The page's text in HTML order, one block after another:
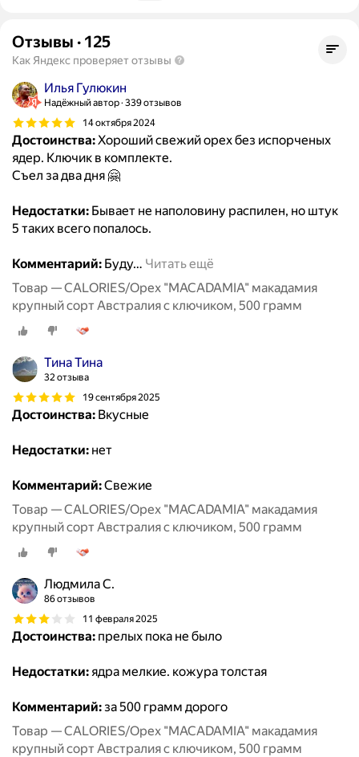
Отзывы · 125
Как Яндекс проверяет отзывы
Илья Гулюкин
Надёжный автор 339 отзывов
14 октября 2024
Достоинства:Хороший свежий орех без испорченых
ядер. Ключик в комплекте.
Съел за два дня 🤗
Недостатки: Бывает не наполовину распилен, но штук
5 таких всего попалось.
Комментарий: Буду… Читать ещё
Товар — CALORIES/Орех "MACADAMIA" макадамия
крупный сорт Австралия с ключиком, 500 грамм
Тина Тина
32 отзыва
19 сентября 2025
Достоинства: Вкусные
Недостатки: нет
Комментарий:Свежие
Товар — CALORIES/Орех "MACADAMIA" макадамия
крупный сорт Австралия с ключиком, 500 грамм
Людмила С.
86 отзывов
11 февраля 2025
Достоинства: прелых пока не было
Недостатки:ядра мелкие. кожура толстая
Комментарий:за 500 грамм дорого
Товар — CALORIES/Орех "MACADAMIA" макадамия
крупный сорт Австралия с ключиком, 500 грамм